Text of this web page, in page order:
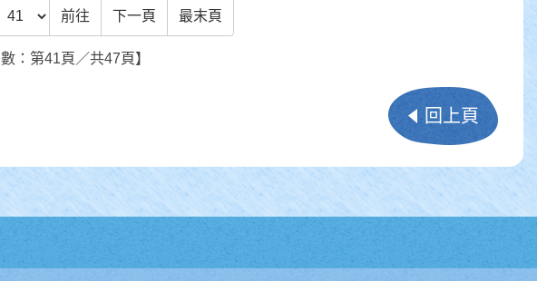
前往頁數 前往 下一頁 最末頁
數：第41頁／共47頁】
回上頁